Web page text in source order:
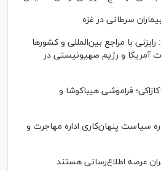
سرطانی در غزه
با مراجع بین‌المللی و کشور‌ها
آمریکا و رژیم صهیونیستی در
فراموشی هیباکوشا و
سیاست پنهان‌کاری اداره مهاجرت و
عرصه اطلاع‌رسانی هستند